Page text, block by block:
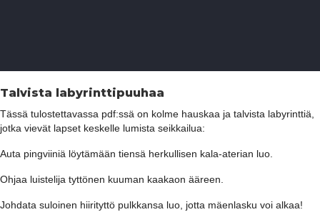
Talvista labyrinttipuuhaa
Tässä tulostettavassa pdf:ssä on kolme hauskaa ja talvista labyrinttiä,
jotka vievät lapset keskelle lumista seikkailua:
Auta pingviiniä löytämään tiensä herkullisen kala-aterian luo.
Ohjaa luistelija tyttönen kuuman kaakaon ääreen.
Johdata suloinen hiirityttö pulkkansa luo, jotta mäenlasku voi alkaa!